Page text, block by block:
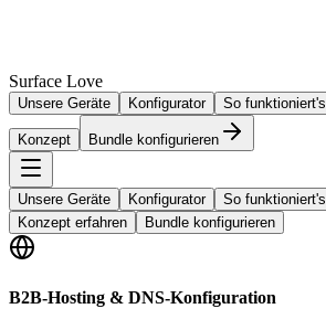
Surface Love
Unsere Geräte Konfigurator So funktioniert's
Konzept Bundle konfigurieren
Unsere Geräte Konfigurator So funktioniert's
Konzept erfahren
Bundle konfigurieren
B2B-Hosting & DNS-Konfiguration